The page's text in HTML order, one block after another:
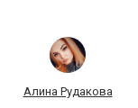
Алина Рудакова